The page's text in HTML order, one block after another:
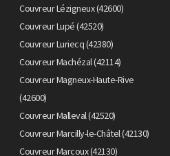
Couvreur Lézigneux (42600)
Couvreur Lupé (42520)
Couvreur Luriecq (42380)
Couvreur Machézal (42114)
Couvreur Magneux-Haute-Rive
(42600)
Couvreur Malleval (42520)
Couvreur Marcilly-le-Châtel (42130)
Couvreur Marcoux (42130)